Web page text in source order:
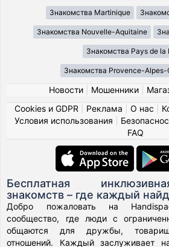
Знакомства Martinique
Знакомства Nouvelle-Aquitaine
Знакомства Pays de la
Знакомства Provence-Alpes-
Новости| Мошенники|
Cookies и GDPR
Реклама О нас
Условия использования
FAQ
Бесплатная
знакомств – где каждый
Добро пожаловать на
сообщество, где люди с
общаются для дружбы,
отношений. Каждый заслуживает